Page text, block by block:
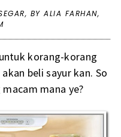
, BY ALIA FARHAN,
korang-korang
beli sayur kan. So
mana ye?